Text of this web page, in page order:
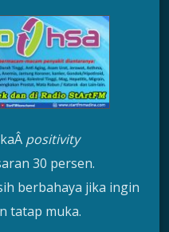
positivity
30 persen.
berbahaya jika ingin
tatap muka.